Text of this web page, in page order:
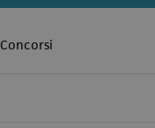
Concorsi